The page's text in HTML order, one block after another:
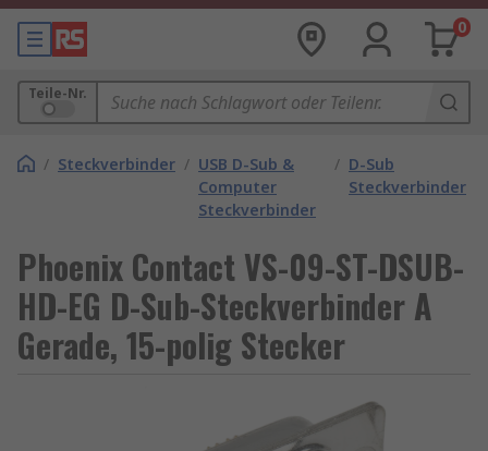
0
Teile-Nr.
/ Steckverbinder / USB D-Sub &
Computer
Steckverbinder
/ D-Sub
Steckverbinder
Phoenix Contact VS-09-ST-DSUB-
HD-EG D-Sub-Steckverbinder A
Gerade, 15-polig Stecker